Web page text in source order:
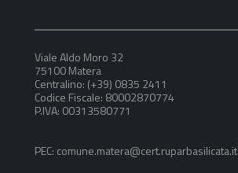
Viale Aldo Moro 32
75100 Matera
Centralino: (+39) 0835 2411
Codice Fiscale: 80002870774
P.IVA: 00313580771
PEC: comune.matera@cert.ruparbasilicata.it